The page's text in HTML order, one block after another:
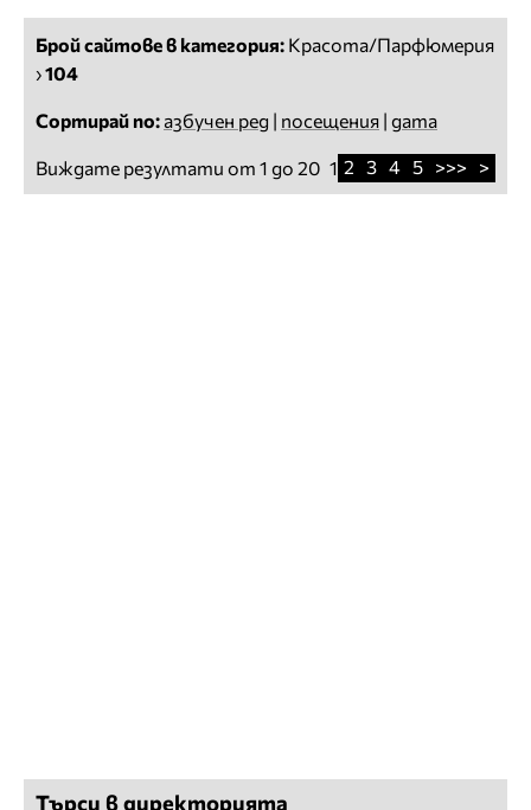
Брой сайтове в категория: Красота/Парфюмерия
›104
Сортирай по: азбучен ред | посещения | дата
Виждате резултати от 1 до 20 1 2 3 4 5 >>> >
Търси в директорията